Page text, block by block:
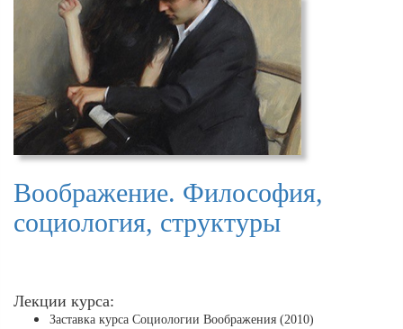
Воображение. Философия,
социология, структуры
Лекции курса:
Заставка курса Социологии Воображения (2010)